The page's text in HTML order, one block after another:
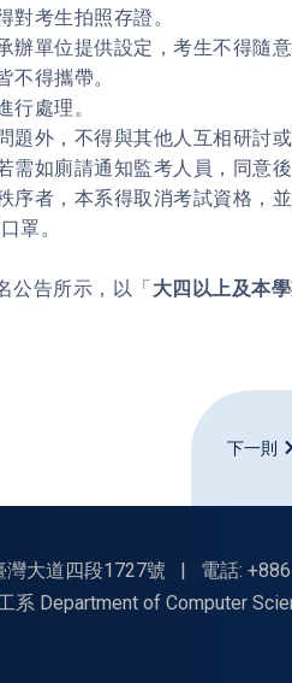
考生拍照存證。
單位提供設定，考生不得隨意
不得攜帶。
行處理。
外，不得與其他人互相研討或
如廁請通知監考人員，同意後
者，本系得取消考試資格，並
罩。
公告所示，以「大四以上及本
下一則
灣大道四段1727號 | 電話:
Department of Computer